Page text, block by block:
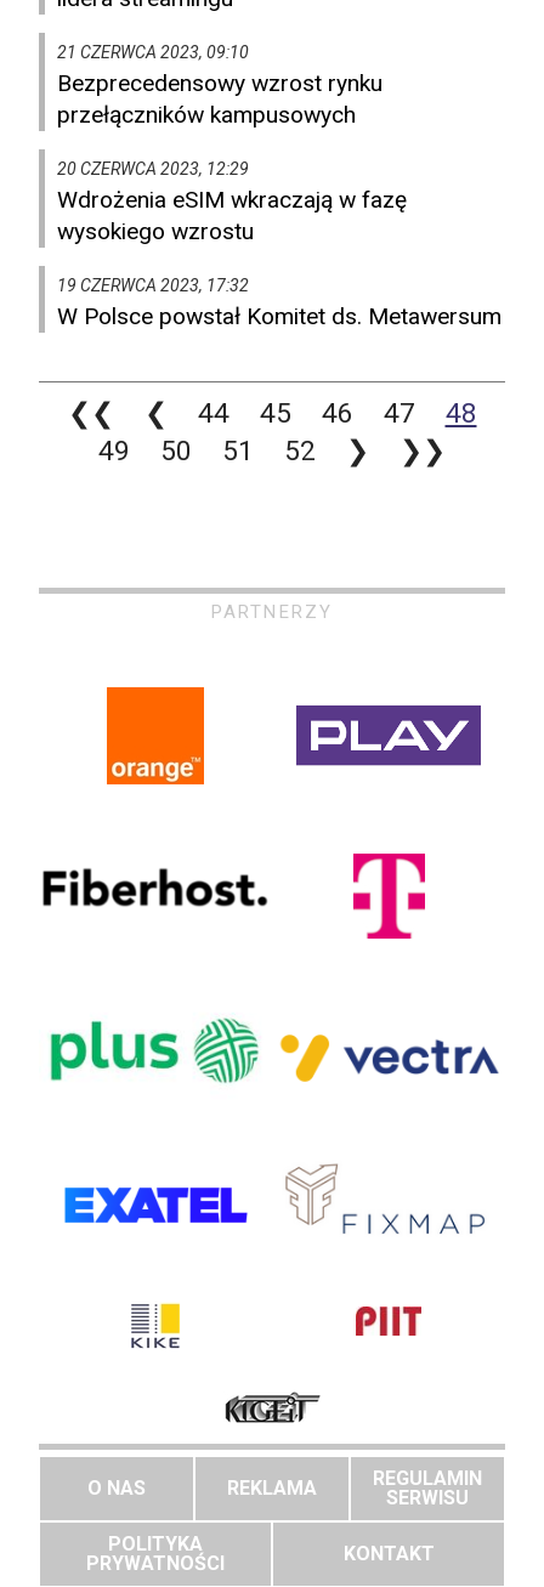
21 CZERWCA 2023, 09:10
Bezprecedensowy wzrost rynku
przełączników kampusowych
20 CZERWCA 2023, 12:29
Wdrożenia eSIM wkraczają w fazę
wysokiego wzrostu
19 CZERWCA 2023, 17:32
W Polsce powstał Komitet ds. Metawersum
❮❮ ❮ 44 45 46 47
48
49
50 51 52 ❯ ❯❯
PARTNERZY
O NAS REKLAMA
REGULAMIN
SERWISU
POLITYKA
PRYWATNOŚCI
KONTAKT